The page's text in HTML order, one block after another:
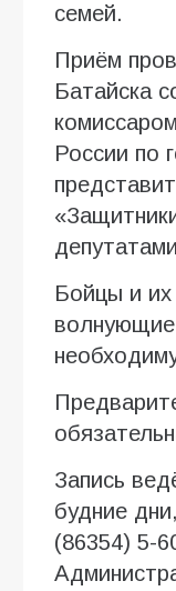
семей.
Приём
Батайска
России по
Бойцы и их
волнующие
Запись
будние
(86354) 5-